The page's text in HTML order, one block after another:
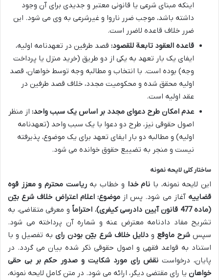
اینکه مبنای شرعی یا قانونی معتبر و جدیدی برای آن وجود
داشته باشد، موجب ضرر ناروا و غیرشرعی به وی می شود. این
ضرر خلاف قاعده لاضرر است.
قاعده العقود تابعة للقصود: قصد طرفین در تعهدنامه اولیه،
ایفای یک بار تعهد به یکی از دو طریق (خرید منزل یا پرداخت
وجه) بوده است. با انتخاب و مطالبه وجه توسط خواهان، قصد
اولیه محقق شده و محکومیت مجدد، خلاف قصد طرفین در
عقد اولیه است.
عدم امکان طرح دعوای مجدد بر اساس یک سبب واحد: از منظر
اصول حقوقی نیز، طرح دو دعوا با یک سبب واحد (تعهدنامه
اولیه) و مطالبه دو بار ایفای تعهد برای یک موضوع، پذیرفته
نیست و منجر به تضییع حقوق خوانده می شود.
ساختار کلی لایحه نمونه
این لایحه نمونه، با نام خدا و خطاب بهریاست محترم و معزز قوه
قضاییه آغاز می شود. پس ازموضوع: اعلام اعتراض خلاف شرع بیّن
(ماده 477 قانون آیین دادرسی کیفری)
، احتراماً و معرفی متقاضی، به
تشریح مفاد دادنامه معترض عنه و شماره آن پرداخته می شود.
سپسشرح ماوقع ودلایل خلاف شرع بیّن بودن رایبه تفصیل و با
استناد به قواعد فقهی و اصول حقوقی ذکر شده بیان می گردد. در
پایان، درخواست نقض رای مورد شکایت و صدور حکم بر بی حقی
خواهان یا رای مقتضی دیگر، ارائه می شود. در متن کامل لایحه نمونه،